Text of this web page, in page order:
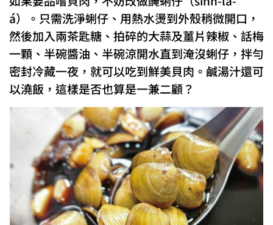
á）。只需洗淨蜊仔、用熱水燙到外殼稍微開口，
然後加入兩茶匙糖、拍碎的大蒜及薑片辣椒、話梅
一顆、半碗醬油、半碗涼開水直到淹沒蜊仔，拌勻
密封冷藏一夜，就可以吃到鮮美貝肉。鹹湯汁還可
以澆飯，這樣是否也算是一兼二顧？